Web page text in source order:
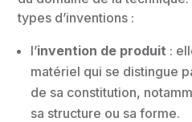
types d’inventions :
l’invention de produit :
matériel qui se distingue
de sa constitution,
sa structure ou sa forme.